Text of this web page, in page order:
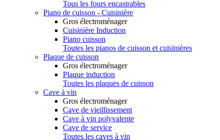
Tous les fours encastrables
Piano de cuisson - Cuisinière
Gros électroménager
Cuisinière Induction
Piano cuisson
Toutes les pianos de cuisson et cuisinières
Plaque de cuisson
Gros électroménager
Plaque induction
Toutes les plaques de cuisson
Cave à vin
Gros électroménager
Cave de vieillissement
Cave à vin polyvalente
Cave de service
Toutes les caves à vin